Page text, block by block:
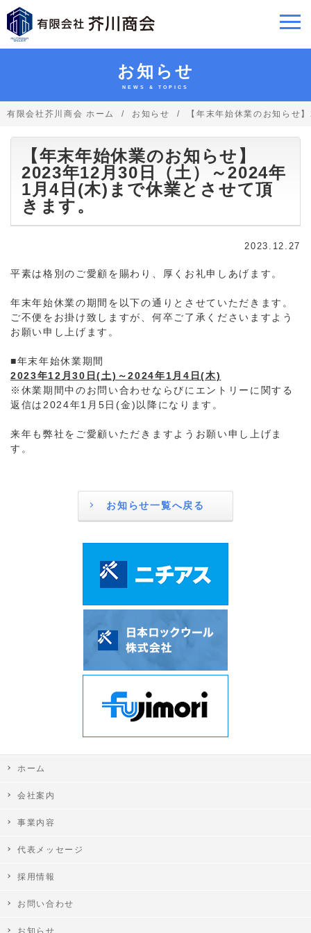
お知らせ
NEWS & TOPICS
有限会社芥川商会 ホーム お知らせ 【年末年始休業のお知ら
【年末年始休業のお知らせ】
2023年12月30日（土）～2024年
1月4日(木)まで休業とさせて頂
きます。
2023.12.27
平素は格別のご愛顧を賜わり、厚くお礼申しあげます。
年末年始休業の期間を以下の通りとさせていただきます。
ご不便をお掛け致しますが、何卒ご了承くださいますよう
お願い申し上げます。
■年末年始休業期間
2023年12月30日(土)～2024年1月4日(木)
※休業期間中のお問い合わせならびにエントリーに関する
返信は2024年1月5日(金)以降になります。
来年も弊社をご愛顧いただきますようお願い申し上げま
す。
お知らせ一覧へ戻る
ホーム
会社案内
事業内容
代表メッセージ
採用情報
お問い合わせ
お知らせ